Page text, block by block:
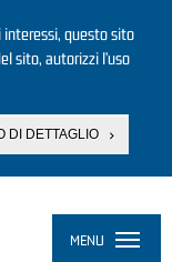
questo sito
sito, autorizzi l’uso
DI DETTAGLIO
MENU